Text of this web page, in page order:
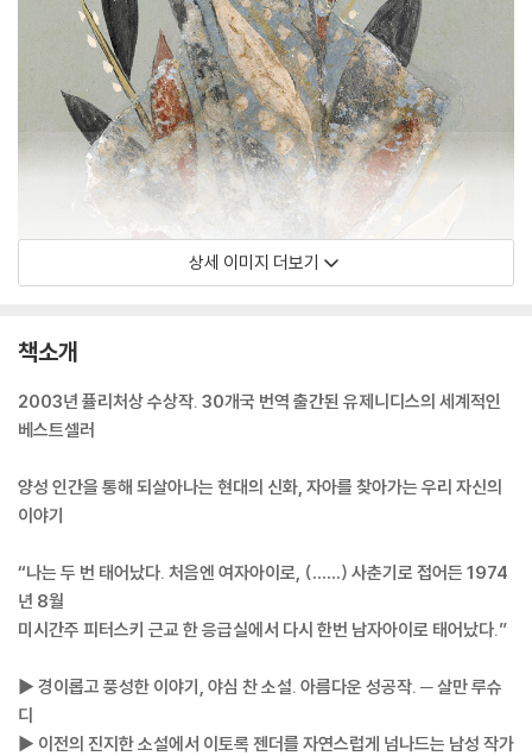
상세 이미지 더보기
책소개
2003년 퓰리처상 수상작. 30개국 번역 출간된 유제니디스의 세계적인
베스트셀러
양성 인간을 통해 되살아나는 현대의 신화, 자아를 찾아가는 우리 자신의
이야기
“나는 두 번 태어났다. 처음엔 여자아이로, (……) 사춘기로 접어든 1974
년 8월
미시간주 피터스키 근교 한 응급실에서 다시 한번 남자아이로 태어났다.”
▶ 경이롭고 풍성한 이야기, 야심 찬 소설. 아름다운 성공작. ─ 살만 루슈
디
▶ 이전의 진지한 소설에서 이토록 젠더를 자연스럽게 넘나드는 남성 작가